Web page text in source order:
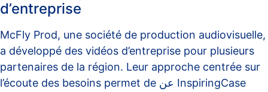
d’entreprise
McFly Prod, une société de production audiovisuelle,
a développé des vidéos d’entreprise pour plusieurs
partenaires de la région. Leur approche centrée sur
l’écoute des besoins permet de عن InspiringCase